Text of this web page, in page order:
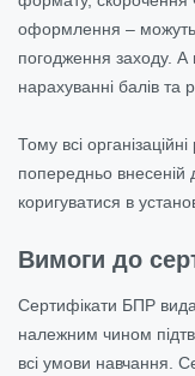
оформлення – можуть
погодження заходу. А
нарахуванні балів та
Тому всі
попередньо
коригуватися в
Вимоги до
Сертифікати БПР
належним чином
всі умови навчання.